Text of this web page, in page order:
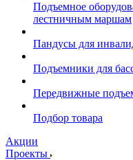
Подъемное
лестничным маршам
Пандусы для
Подъемники для
Передвижные
Подбор товара
Акции
Проекты